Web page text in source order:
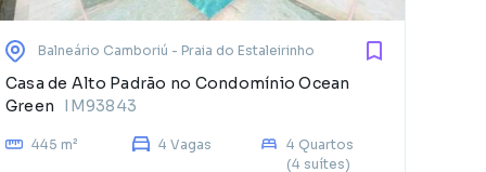
Balneário Camboriú - Praia do Estaleirinho
Casa de Alto Padrão no Condomínio Ocean
Green
IM93843
445 m² 4 Vagas
4 Quartos
(4 suítes)